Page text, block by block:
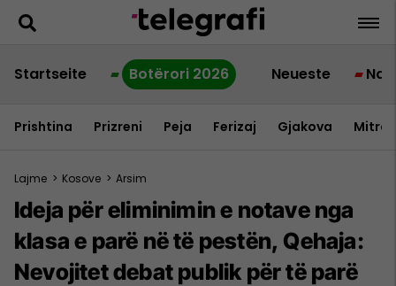
Startseite Botërori 2026 Neueste
Prishtina Prizreni Peja Ferizaj Gjakova
Lajme > Kosove > Arsim
Ideja për eliminimin e notave nga
klasa e parë në të pestën, Qehaja:
Nevojitet debat publik për të parë